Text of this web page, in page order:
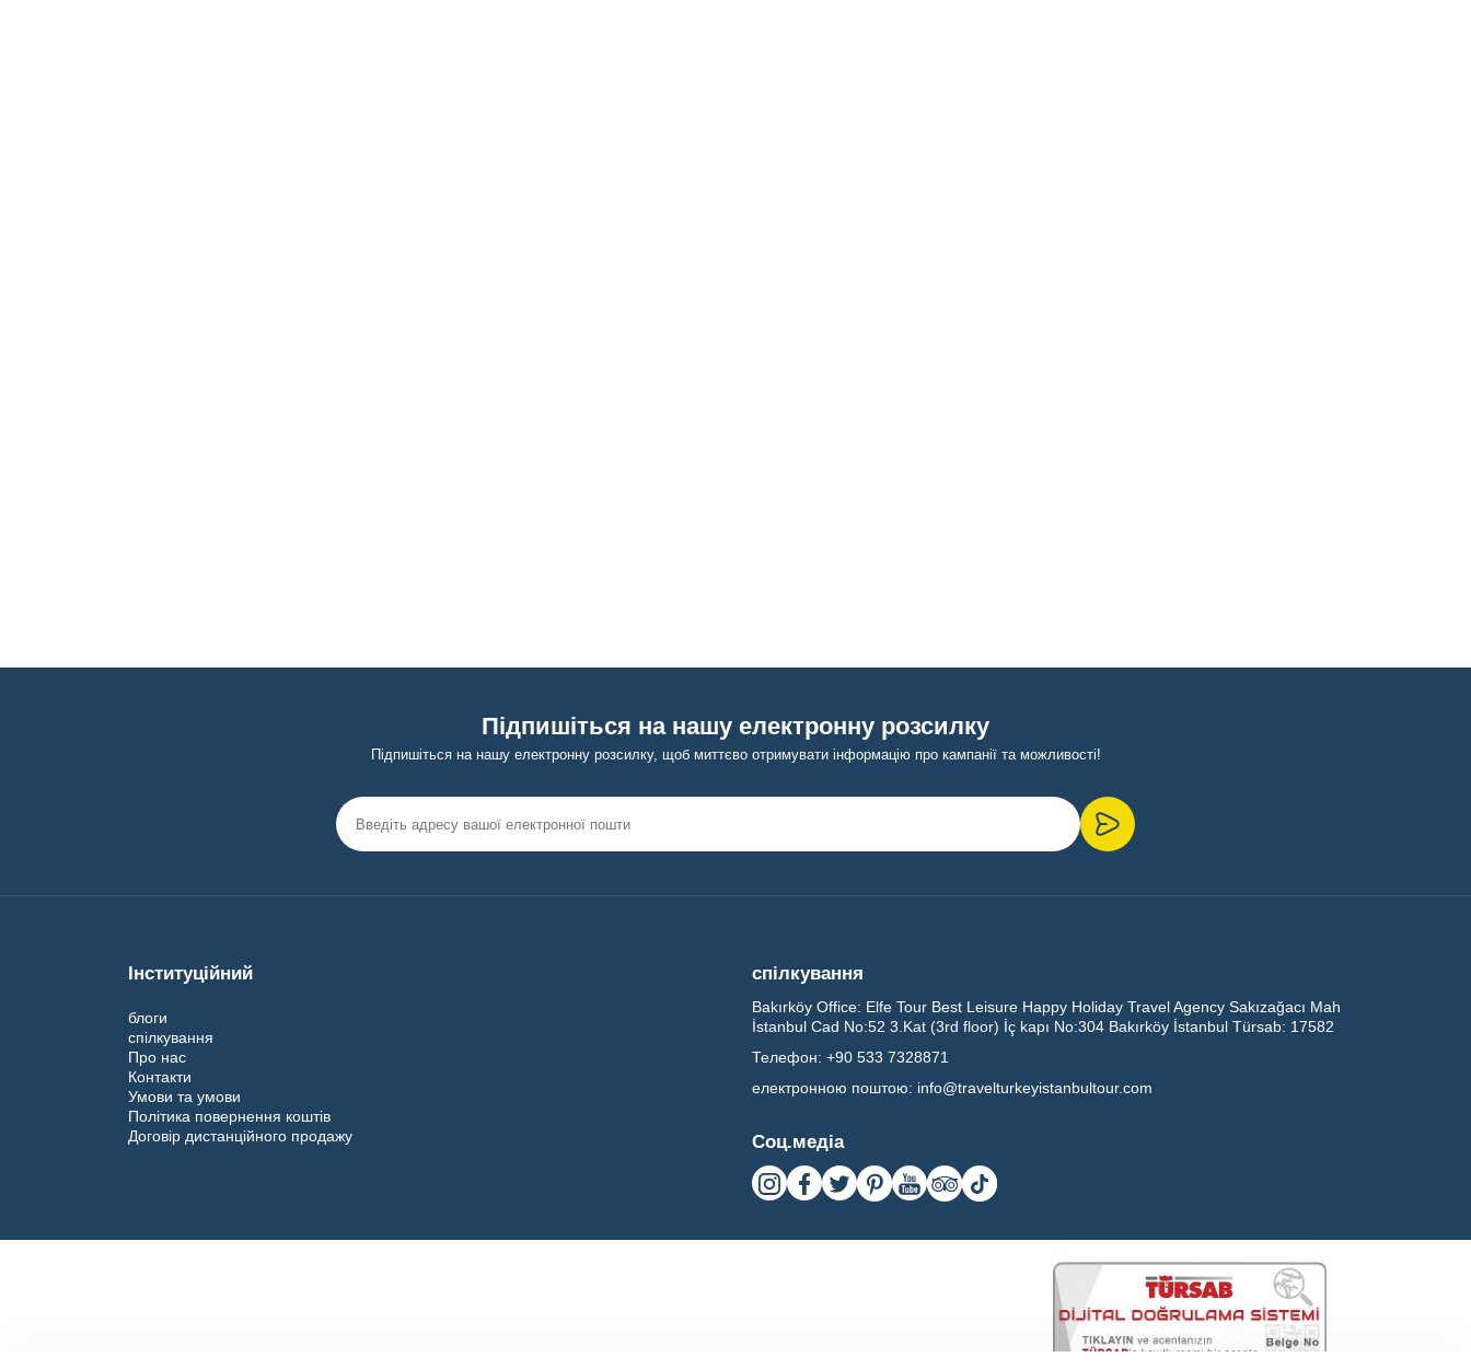
Підпишіться на нашу електронну розсилку
Підпишіться на нашу електронну розсилку, щоб миттєво отримувати інформацію про кампанії та можливості!
Інституційний
блоги
спілкування
Про нас
Контакти
Умови та умови
Політика повернення коштів
Договір дистанційного продажу
спілкування
Bakırköy Office: Elfe Tour Best Leisure Happy Holiday Travel Agency Sakızağacı Mah
İstanbul Cad No:52 3.Kat (3rd floor) İç kapı No:304 Bakırköy İstanbul Türsab: 17582
Телефон: +90 533 7328871
електронною поштою: info@travelturkeyistanbultour.com
Соц.медіа